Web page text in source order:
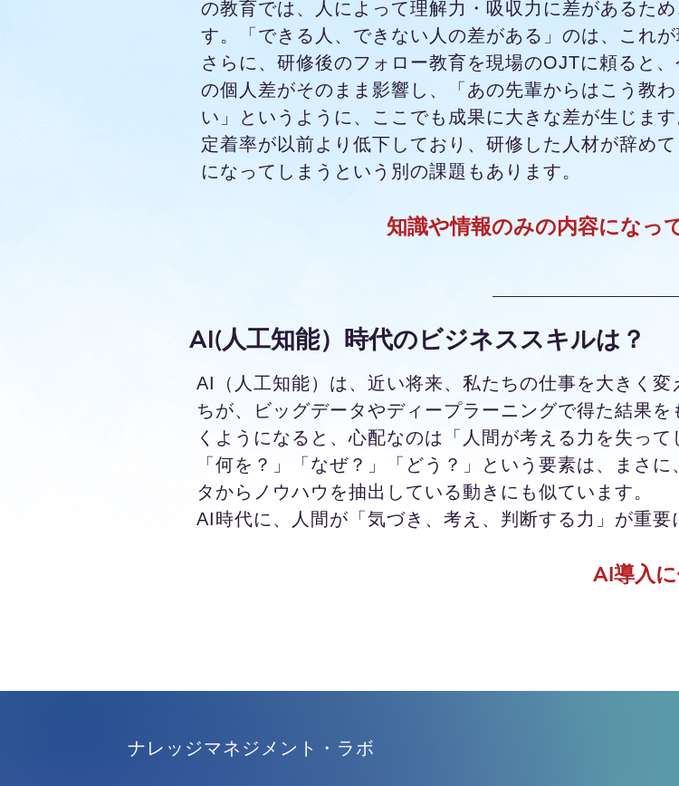
の教育では、人によって理解力・吸収力に差があるた
す。「できる人、できない人の差がある」のは、これが
さらに、研修後のフォロー教育を現場のOJTに頼ると
の個人差がそのまま影響し、「あの先輩からはこう教
い」というように、ここでも成果に大きな差が生じます
定着率が以前より低下しており、研修した人材が辞め
になってしまうという別の課題もあります。
知識や情報のみの内容になっ
AI(人工知能）時代のビジネススキルは？
AI（人工知能）は、近い将来、私たちの仕事を大きく
ちが、ビッグデータやディープラーニングで得た結果
くようになると、心配なのは「人間が考える力を失って
「何を？」「なぜ？」「どう？」という要素は、まさ
タからノウハウを抽出している動きにも似ています。
AI時代に、人間が「気づき、考え、判断する力」が重要
AI導入
ナレッジマネジメント・ラボ